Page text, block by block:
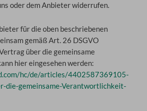
oder dem Anbieter widerrufen.
für die oben beschriebenen
gemäß Art. 26 DSGVO
über die gemeinsame
hier eingesehen werden:
/hc/de/articles/4402587369105-
die-gemeinsame-Verantwortlichkeit-